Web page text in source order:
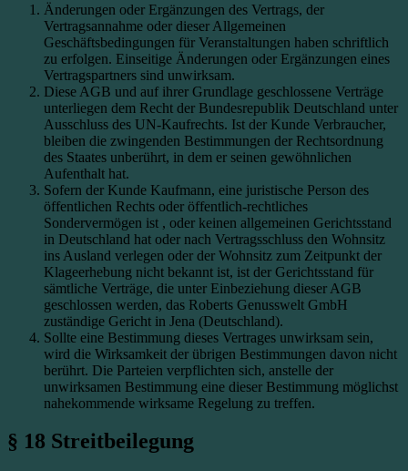
Änderungen oder Ergänzungen des Vertrags, der
Vertragsannahme oder dieser Allgemeinen
Geschäftsbedingungen für Veranstaltungen haben schriftlich
zu erfolgen. Einseitige Änderungen oder Ergänzungen eines
Vertragspartners sind unwirksam.
Diese AGB und auf ihrer Grundlage geschlossene Verträge
unterliegen dem Recht der Bundesrepublik Deutschland unter
Ausschluss des UN-Kaufrechts. Ist der Kunde Verbraucher,
bleiben die zwingenden Bestimmungen der Rechtsordnung
des Staates unberührt, in dem er seinen gewöhnlichen
Aufenthalt hat.
Sofern der Kunde Kaufmann, eine juristische Person des
öffentlichen Rechts oder öffentlich-rechtliches
Sondervermögen ist , oder keinen allgemeinen Gerichtsstand
in Deutschland hat oder nach Vertragsschluss den Wohnsitz
ins Ausland verlegen oder der Wohnsitz zum Zeitpunkt der
Klageerhebung nicht bekannt ist, ist der Gerichtsstand für
sämtliche Verträge, die unter Einbeziehung dieser AGB
geschlossen werden, das Roberts Genusswelt GmbH
zuständige Gericht in Jena (Deutschland).
Sollte eine Bestimmung dieses Vertrages unwirksam sein,
wird die Wirksamkeit der übrigen Bestimmungen davon nicht
berührt. Die Parteien verpflichten sich, anstelle der
unwirksamen Bestimmung eine dieser Bestimmung möglichst
nahekommende wirksame Regelung zu treffen.
§ 18 Streitbeilegung